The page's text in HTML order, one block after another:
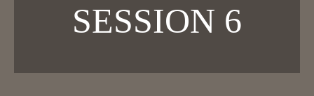
SESSION 6